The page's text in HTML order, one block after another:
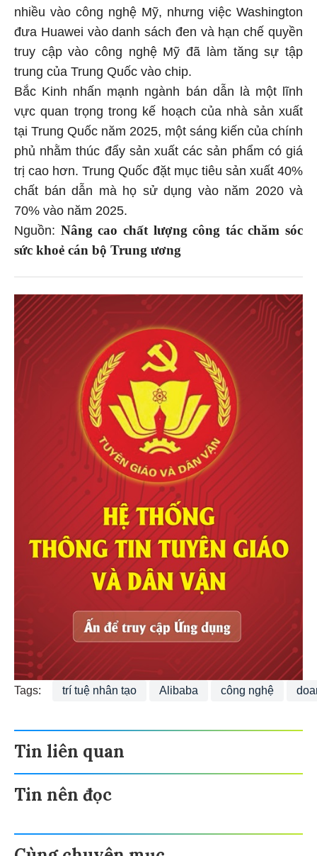
nhiều vào công nghệ Mỹ, nhưng việc Washington
đưa Huawei vào danh sách đen và hạn chế quyền
truy cập vào công nghệ Mỹ đã làm tăng sự tập
trung của Trung Quốc vào chip.
Bắc Kinh nhấn mạnh ngành bán dẫn là một lĩnh
vực quan trọng trong kế hoạch của nhà sản xuất
tại Trung Quốc năm 2025, một sáng kiến của chính
phủ nhằm thúc đẩy sản xuất các sản phẩm có giá
trị cao hơn. Trung Quốc đặt mục tiêu sản xuất 40%
chất bán dẫn mà họ sử dụng vào năm 2020 và
70% vào năm 2025.
Nguồn: Nâng cao chất lượng công tác chăm sóc
sức khoẻ cán bộ Trung ương
Tags: trí tuệ nhân tạo Alibaba công nghệ
Tin liên quan
Tin nên đọc